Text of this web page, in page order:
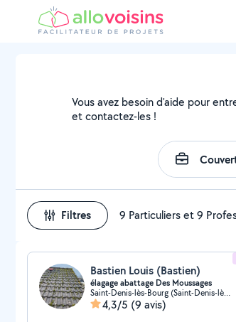
Vous avez besoin d'aide pour
et contactez-les !
Filtres 9 Particuliers et 9
Bastien Louis (Bastien)
élagage abattage Des Moussages
Saint-Denis-lès-Bourg (Saint-Denis-lès-Bourg)
4,3/5 (9 avis)